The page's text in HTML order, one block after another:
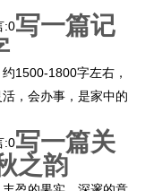
:0写一篇记
1500-1800字左右，
，会办事，是家中的
:0写一篇关
之韵